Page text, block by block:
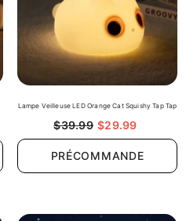
Lampe Veilleuse LED Orange Cat Squishy Tap Tap
$39.99 $29.99
PRÉCOMMANDE